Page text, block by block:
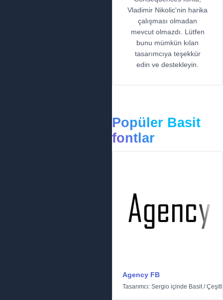
Vladimir Nikolic'nin harika
çalışması olmadan
mevcut olmazdı. Lütfen
bunu mümkün kılan
tasarımcıya teşekkür
edin ve destekleyin.
Popüler Basit
fontlar
Agency FB
Tasarımcı: Sergio içinde Basit/Çeşitli